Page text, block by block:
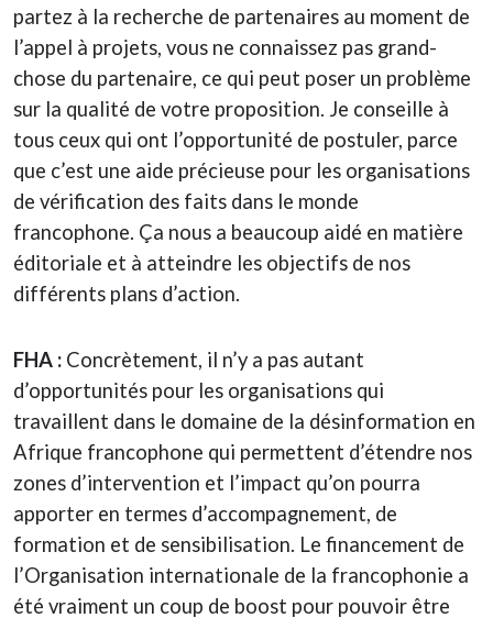
partez à la recherche de partenaires au moment de
l’appel à projets, vous ne connaissez pas grand-
chose du partenaire, ce qui peut poser un problème
sur la qualité de votre proposition. Je conseille à
tous ceux qui ont l’opportunité de postuler, parce
que c’est une aide précieuse pour les organisations
de vérification des faits dans le monde
francophone. Ça nous a beaucoup aidé en matière
éditoriale et à atteindre les objectifs de nos
différents plans d’action.
FHA : Concrètement, il n’y a pas autant
d’opportunités pour les organisations qui
travaillent dans le domaine de la désinformation en
Afrique francophone qui permettent d’étendre nos
zones d’intervention et l’impact qu’on pourra
apporter en termes d’accompagnement, de
formation et de sensibilisation. Le financement de
l’Organisation internationale de la francophonie a
été vraiment un coup de boost pour pouvoir être